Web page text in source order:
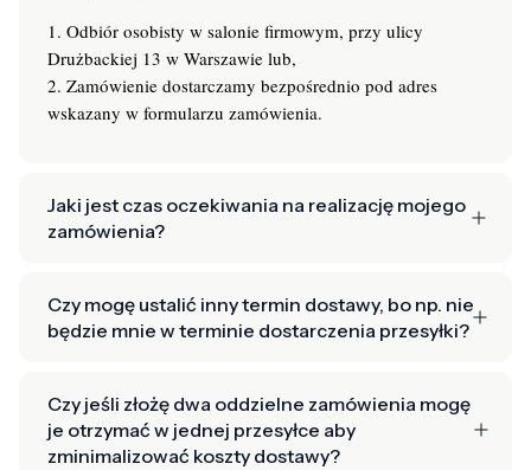
1. Odbiór osobisty w salonie firmowym, przy ulicy
Drużbackiej 13 w Warszawie lub,
2. Zamówienie dostarczamy bezpośrednio pod adres
wskazany w formularzu zamówienia.
Jaki jest czas oczekiwania na realizację mojego
zamówienia?
Czy mogę ustalić inny termin dostawy, bo np. nie
będzie mnie w terminie dostarczenia przesyłki?
Czy jeśli złożę dwa oddzielne zamówienia mogę
je otrzymać w jednej przesyłce aby
zminimalizować koszty dostawy?